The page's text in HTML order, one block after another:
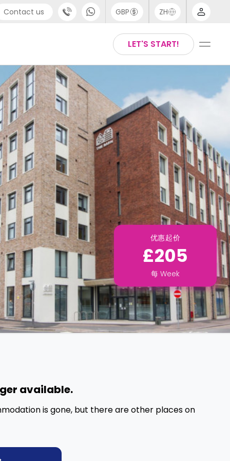
Contact us
3711 1326
718 6172
GBP ZH
English
Thai
LET'S START!
优惠起价
£205
每 Week
available.
is gone, but there are other places on